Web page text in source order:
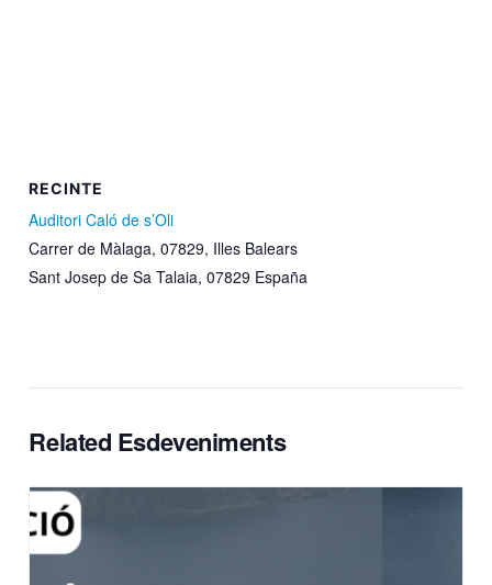
RECINTE
Auditori Caló de s’Oli
Carrer de Màlaga, 07829, Illes Balears
Sant Josep de Sa Talaia, 07829 España
Related Esdeveniments